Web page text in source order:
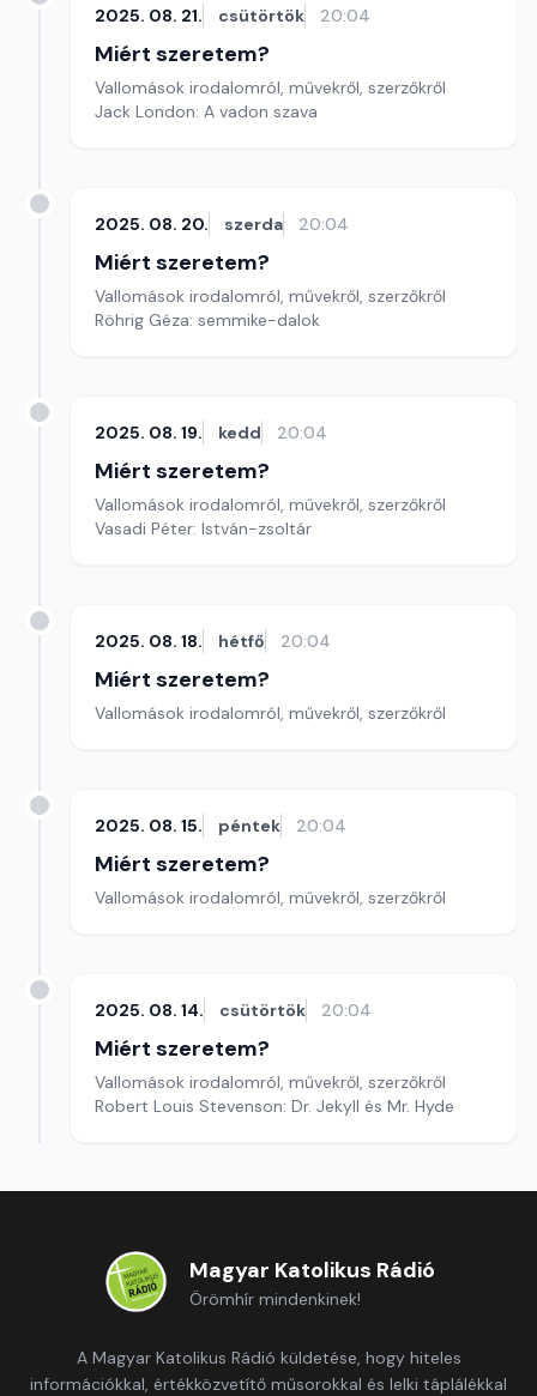
2025. 08. 21. csütörtök 20:04
Miért szeretem?
Vallomások irodalomról, művekről, szerzőkről
Jack London: A vadon szava
2025. 08. 20. szerda 20:04
Miért szeretem?
Vallomások irodalomról, művekről, szerzőkről
Röhrig Géza: semmike-dalok
2025. 08. 19. kedd 20:04
Miért szeretem?
Vallomások irodalomról, művekről, szerzőkről
Vasadi Péter: István-zsoltár
2025. 08. 18. hétfő 20:04
Miért szeretem?
Vallomások irodalomról, művekről, szerzőkről
2025. 08. 15. péntek 20:04
Miért szeretem?
Vallomások irodalomról, művekről, szerzőkről
2025. 08. 14. csütörtök 20:04
Miért szeretem?
Vallomások irodalomról, művekről, szerzőkről
Robert Louis Stevenson: Dr. Jekyll és Mr. Hyde
Magyar Katolikus Rádió
Örömhír mindenkinek!
A Magyar Katolikus Rádió küldetése, hogy hiteles
információkkal, értékközvetítő műsorokkal és lelki táplálékkal